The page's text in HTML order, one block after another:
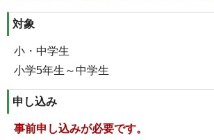
対象
小・中学生
小学5年生～中学生
申し込み
事前申し込みが必要です。